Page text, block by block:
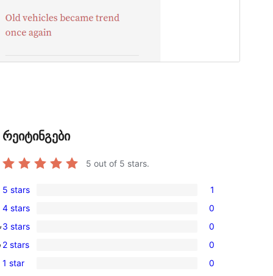
,
,
რეიტინგები
5 out of 5 stars.
1
5-
star
review
5 stars 1
0
4-
star
reviews
4 stars 0
0
3-
star
3 stars 0
0
2-
2 stars 0
0
1 star 0